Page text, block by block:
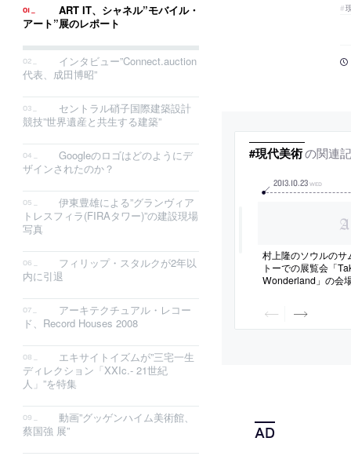
ART IT、シャネル”モバイル・
アート”展のレポート
インタビュー”Connect.auction
代表、成田博昭”
セントラル硝子国際建築設計
競技”世界遺産と共生する建築”
Googleのロゴはどのようにデ
ザインされたのか？
伊東豊雄による”グランヴィア
トレスフィラ(FIRAタワー)”の建設現場
写真
フィリップ・スタルクが2年以
内に引退
アーキテクチュアル・レコー
ド、Record Houses 2008
エキサイトイズムが”三宅一生
ディレクション「XXIc.- 21世紀
人」”を特集
動画”グッゲンハイム美術館、
蔡国強 展”
#現代美術の関連
2013.10.23 WED
村上隆のソウルのサ
トーでの展覧会「
Wonderland」の会